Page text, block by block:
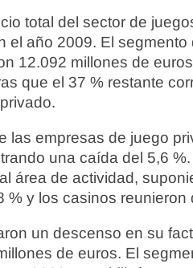
total del sector de
el año 2009. El
12.092 millones de
que el 37 % restante
las empresas de juego
una caída del 5,6
área de actividad,
% y los casinos reunieron
un descenso en su
de euros. El